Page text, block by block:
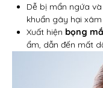
Dễ bị mẩn ngứa
khuẩn gây hại
Xuất hiện bọng
ẩm, dẫn đến mất